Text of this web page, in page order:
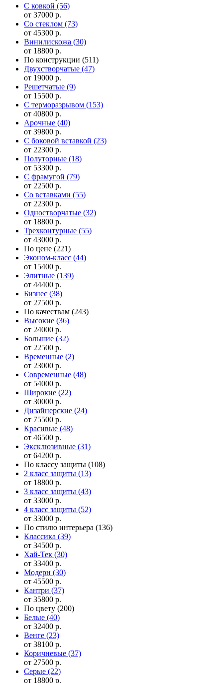
С ковкой (56)
от 37000 р.
Со стеклом (73)
от 45300 р.
Винилискожа (30)
от 18800 р.
По конструкции (511)
Двухстворчатые (47)
от 19000 р.
Решетчатые (9)
от 15500 р.
С терморазрывом (153)
от 40800 р.
Арочные (40)
от 39800 р.
С боковой вставкой (23)
от 22300 р.
Полуторные (18)
от 53300 р.
С фрамугой (79)
от 22500 р.
Cо вставками (55)
от 22300 р.
Одностворчатые (32)
от 18800 р.
Трехконтурные (55)
от 43000 р.
По цене (221)
Эконом-класс (44)
от 15400 р.
Элитные (139)
от 44400 р.
Бизнес (38)
от 27500 р.
По качествам (243)
Высокие (36)
от 24000 р.
Большие (32)
от 22500 р.
Временные (2)
от 23000 р.
Современные (48)
от 54000 р.
Широкие (22)
от 30000 р.
Дизайнерские (24)
от 75500 р.
Красивые (48)
от 46500 р.
Эксклюзивные (31)
от 64200 р.
По классу защиты (108)
2 класс защиты (13)
от 18800 р.
3 класс защиты (43)
от 33000 р.
4 класс защиты (52)
от 33000 р.
По стилю интерьера (136)
Классика (39)
от 34500 р.
Хай-Тек (30)
от 33400 р.
Модерн (30)
от 45500 р.
Кантри (37)
от 35800 р.
По цвету (200)
Белые (40)
от 32400 р.
Венге (23)
от 38100 р.
Коричневые (37)
от 27500 р.
Серые (22)
от 18800 р.